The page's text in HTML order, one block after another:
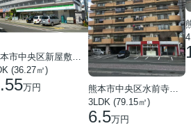
(36.27㎡)
万円
熊本市中央区水前寺１丁目
3LDK (79.15㎡)
6.5万円